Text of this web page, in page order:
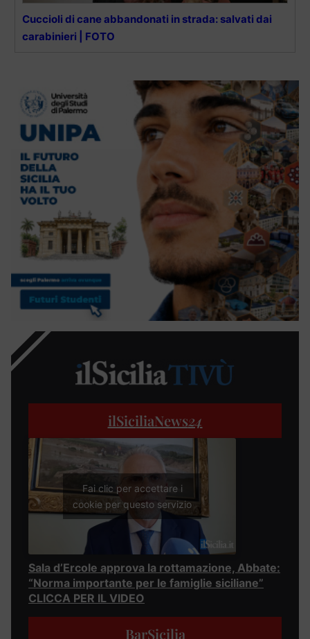
Cuccioli di cane abbandonati in strada: salvati dai
carabinieri | FOTO
ilSiciliaNews24
Fai clic per accettare i
cookie per questo servizio
Sala d’Ercole approva la rottamazione, Abbate:
“Norma importante per le famiglie siciliane”
CLICCA PER IL VIDEO
BarSicilia